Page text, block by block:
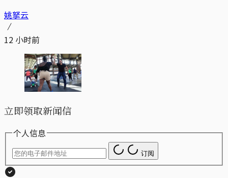
姚拏云
12 小时前
立即领取新闻信
个人信息
订阅